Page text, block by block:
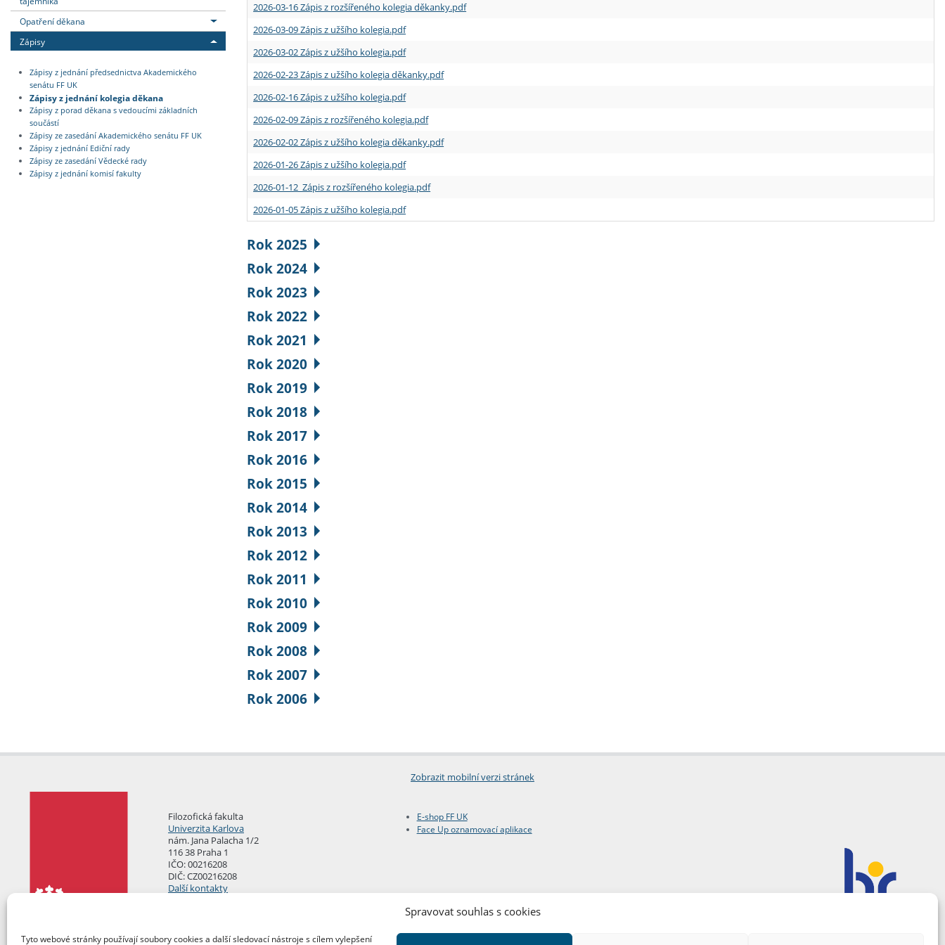
Spravovat souhlas s cookies
Tyto webové stránky používají soubory cookies a další sledovací nástroje s cílem vylepšení
Opatření děkana
Zápisy
Zápisy z jednání předsednictva Akademického
senátu FF UK
Zápisy z jednání kolegia děkana
Zápisy z porad děkana s vedoucími základních
součástí
Zápisy ze zasedání Akademického senátu FF UK
Zápisy z jednání Ediční rady
Zápisy ze zasedání Vědecké rady
Zápisy z jednání komisí fakulty
2026-03-16 Zápis z rozšířeného kolegia děkanky.pdf
2026-03-09 Zápis z užšího kolegia.pdf
2026-03-02 Zápis z užšího kolegia.pdf
2026-02-23 Zápis z užšího kolegia děkanky.pdf
2026-02-16 Zápis z užšího kolegia.pdf
2026-02-09 Zápis z rozšířeného kolegia.pdf
2026-02-02 Zápis z užšího kolegia děkanky.pdf
2026-01-26 Zápis z užšího kolegia.pdf
2026-01-12 Zápis z rozšířeného kolegia.pdf
2026-01-05 Zápis z užšího kolegia.pdf
Rok 2025
Rok 2024
Rok 2023
Rok 2022
Rok 2021
Rok 2020
Rok 2019
Rok 2018
Rok 2017
Rok 2016
Rok 2015
Rok 2014
Rok 2013
Rok 2012
Rok 2011
Rok 2010
Rok 2009
Rok 2008
Rok 2007
Rok 2006
Zobrazit mobilní verzi stránek
Filozofická fakulta
Univerzita Karlova
nám. Jana Palacha 1/2
116 38 Praha 1
IČO: 00216208
DIČ: CZ00216208
Další kontakty
E-shop FF UK
Face Up oznamovací aplikace